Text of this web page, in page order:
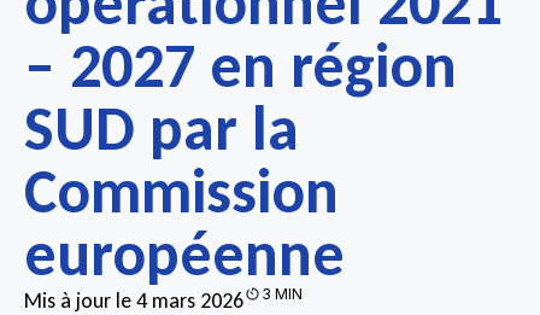
– 2027 en région
SUD par la
Commission
européenne
Mis à jour le 4 mars 2026 3 MIN